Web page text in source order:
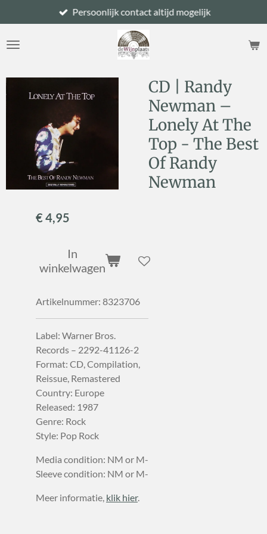
direct
naar
Persoonlijk contact altijd mogelijk
CD | Randy
Newman –
Lonely At The
Top - The Best
Of Randy
Newman
€ 4,95
In
winkelwagen
Artikelnummer: 8323706
Label: Warner Bros.
Records – 2292-41126-2
Format: CD, Compilation,
Reissue, Remastered
Country: Europe
Released: 1987
Genre: Rock
Style: Pop Rock
Media condition: NM or M-
Sleeve condition: NM or M-
Meer informatie, klik hier.